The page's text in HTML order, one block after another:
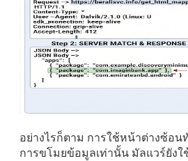
อย่างไรก็ตาม การใช้หน้าต่างซ้อ
การขโมยข้อมูลเท่านั้น มัลแวร์ยัง